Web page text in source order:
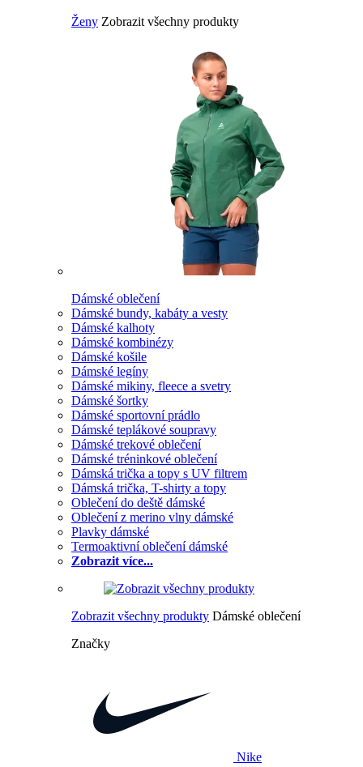
Ženy Zobrazit všechny produkty
Dámské oblečení
Dámské bundy, kabáty a vesty
Dámské kalhoty
Dámské kombinézy
Dámské košile
Dámské legíny
Dámské mikiny, fleece a svetry
Dámské šortky
Dámské sportovní prádlo
Dámské teplákové soupravy
Dámské trekové oblečení
Dámské tréninkové oblečení
Dámská trička a topy s UV filtrem
Dámská trička, T-shirty a topy
Oblečení do deště dámské
Oblečení z merino vlny dámské
Plavky dámské
Termoaktivní oblečení dámské
Zobrazit více...
Zobrazit všechny produkty Dámské oblečení
Značky
Nike